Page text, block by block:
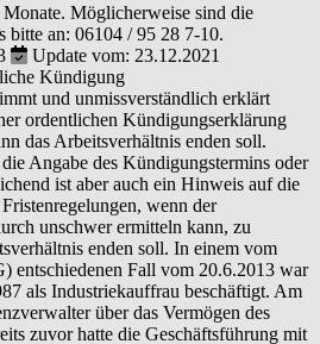
Möglicherweise sind die
bitte an: 06104 / 95 28 7-10.
Update vom: 23.12.2021
Kündigung
und unmissverständlich erklärt
ordentlichen Kündigungserklärung
das Arbeitsverhältnis enden soll.
Angabe des Kündigungstermins oder
ist aber auch ein Hinweis auf die
wenn der
unschwer ermitteln kann, zu
enden soll. In einem vom
entschiedenen Fall vom 20.6.2013 war
als Industriekauffrau beschäftigt. Am
über das Vermögen des
zuvor hatte die Geschäftsführung mit